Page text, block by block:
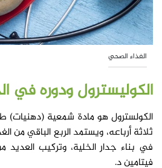
الغذاء الصحي
الكوليسترول ودوره في
الكولسترول هو مادة شمعية (دهنيات)
ثلاثة أرباعه، ويستمد الربع الباقي من
في بناء جدار الخلية، وتركيب العديد
فيتامين د.